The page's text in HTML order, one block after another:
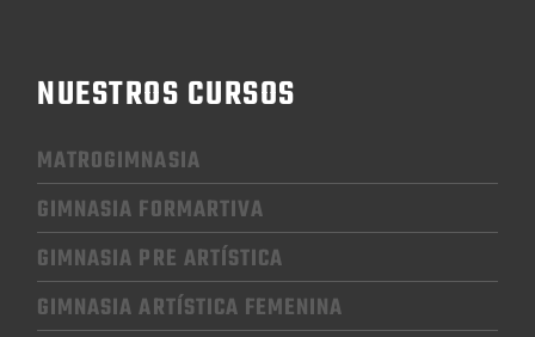
NUESTROS CURSOS
MATROGIMNASIA
GIMNASIA FORMARTIVA
GIMNASIA PRE ARTÍSTICA
GIMNASIA ARTÍSTICA FEMENINA